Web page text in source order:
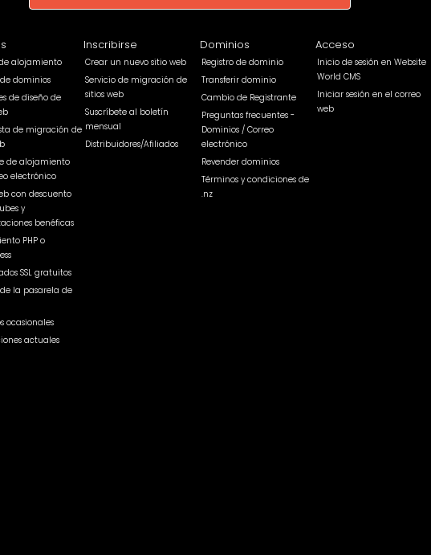
alojamiento
de dominios
de diseño de
de migración de
de alojamiento
electrónico
con descuento
y
benéficas
PHP o
SSL gratuitos
de la pasarela de
ocasionales
actuales
Inscribirse
Crear un nuevo sitio web
Servicio de migración de
sitios web
Suscríbete al boletín
mensual
Distribuidores/Afiliados
Dominios
Registro de dominio
Transferir dominio
Cambio de Registrante
Preguntas frecuentes -
Dominios / Correo
electrónico
Revender dominios
Términos y condiciones de
.nz
Acceso
Inicio de sesión en Website
World CMS
Iniciar sesión en el correo
web